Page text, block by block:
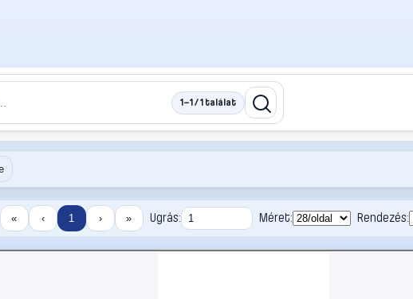
1–1 / 1 találat
« ‹ 1 › » Ugrás: Méret: Rendezés: